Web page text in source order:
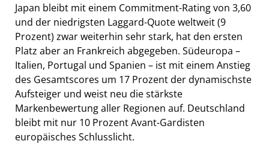
Japan bleibt mit einem Commitment-Rating von 3,60
und der niedrigsten Laggard-Quote weltweit (9
Prozent) zwar weiterhin sehr stark, hat den ersten
Platz aber an Frankreich abgegeben. Südeuropa –
Italien, Portugal und Spanien – ist mit einem Anstieg
des Gesamtscores um 17 Prozent der dynamischste
Aufsteiger und weist neu die stärkste
Markenbewertung aller Regionen auf. Deutschland
bleibt mit nur 10 Prozent Avant-Gardisten
europäisches Schlusslicht.